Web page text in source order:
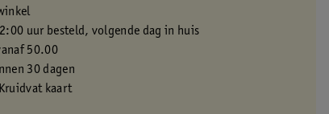
uur besteld, volgende dag in huis
50.00
30 dagen
kaart